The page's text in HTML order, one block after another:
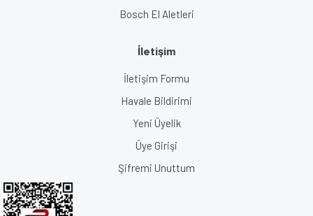
Bosch El Aletleri
İletişim
İletişim Formu
Havale Bildirimi
Yeni Üyelik
Üye Girişi
Şifremi Unuttum